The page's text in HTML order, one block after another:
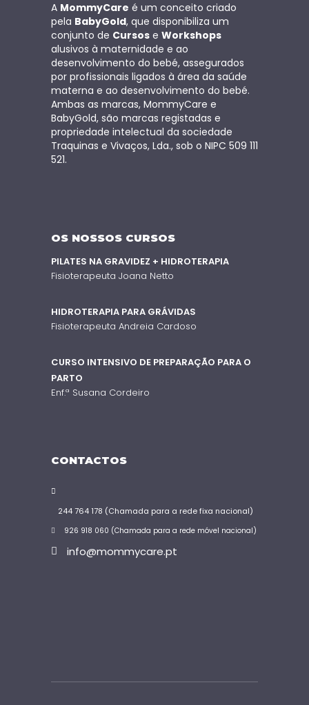
A MommyCare é um conceito criado
pela BabyGold, que disponibiliza um
conjunto de Cursos e Workshops
alusivos à maternidade e ao
desenvolvimento do bebé, assegurados
por profissionais ligados à área da saúde
materna e ao desenvolvimento do bebé.
Ambas as marcas, MommyCare e
BabyGold, são marcas registadas e
propriedade intelectual da sociedade
Traquinas e Vivaços, Lda., sob o NIPC 509 111
521.
OS NOSSOS CURSOS
PILATES NA GRAVIDEZ + HIDROTERAPIA
Fisioterapeuta Joana Netto
HIDROTERAPIA PARA GRÁVIDAS
Fisioterapeuta Andreia Cardoso
CURSO INTENSIVO DE PREPARAÇÃO PARA O
PARTO
Enf.ª Susana Cordeiro
CONTACTOS
244 764 178 (Chamada para a rede fixa nacional)
926 918 060 (Chamada para a rede móvel nacional)
info@mommycare.pt